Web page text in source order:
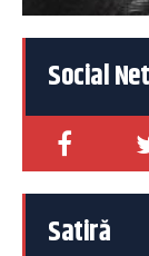
Social
Satiră